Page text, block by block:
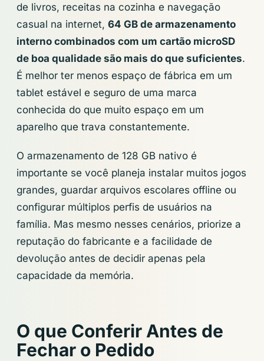
de livros, receitas na cozinha e navegação
casual na internet, 64 GB de armazenamento
interno combinados com um cartão microSD
de boa qualidade são mais do que suficientes.
É melhor ter menos espaço de fábrica em um
tablet estável e seguro de uma marca
conhecida do que muito espaço em um
aparelho que trava constantemente.
O armazenamento de 128 GB nativo é
importante se você planeja instalar muitos jogos
grandes, guardar arquivos escolares offline ou
configurar múltiplos perfis de usuários na
família. Mas mesmo nesses cenários, priorize a
reputação do fabricante e a facilidade de
devolução antes de decidir apenas pela
capacidade da memória.
O que Conferir Antes de
Fechar o Pedido